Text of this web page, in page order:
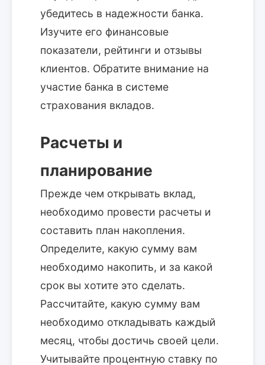
убедитесь в надежности банка.
Изучите его финансовые
показатели, рейтинги и отзывы
клиентов. Обратите внимание на
участие банка в системе
страхования вкладов.
Расчеты и
планирование
Прежде чем открывать вклад,
необходимо провести расчеты и
составить план накопления.
Определите, какую сумму вам
необходимо накопить, и за какой
срок вы хотите это сделать.
Рассчитайте, какую сумму вам
необходимо откладывать каждый
месяц, чтобы достичь своей цели.
Учитывайте процентную ставку по